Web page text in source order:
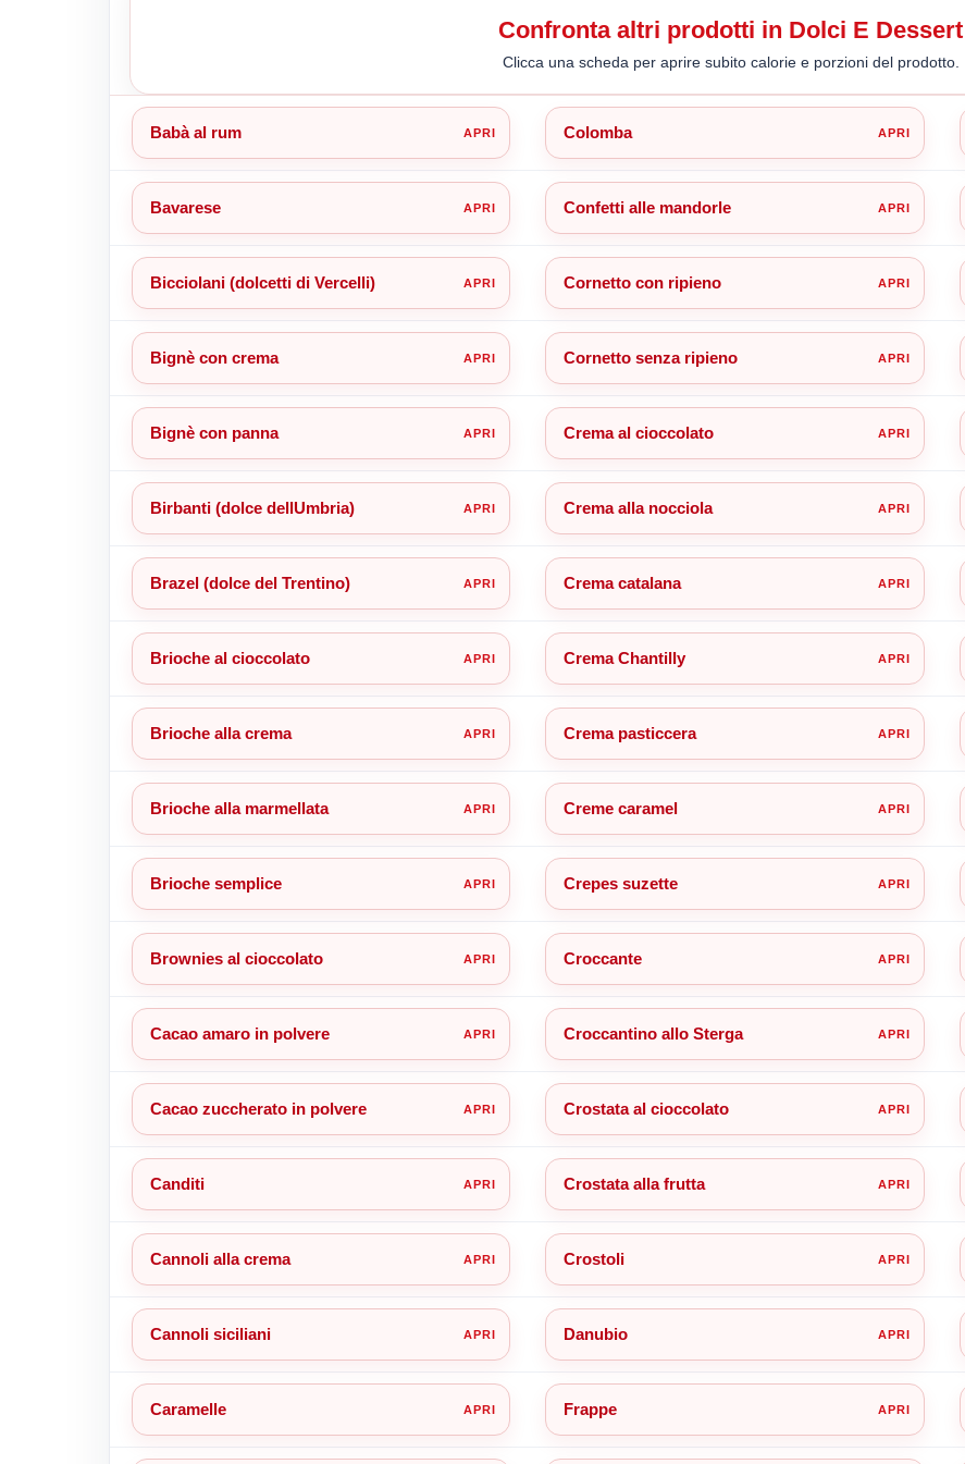
Confronta altri prodotti in Dolci E Dessert
Clicca una scheda per aprire subito calorie e porzioni del prodotto.
Babà al rum Colomba
Bavarese Confetti alle mandorle
Bicciolani (dolcetti di Vercelli) Cornetto con ripieno
Bignè con crema Cornetto senza ripieno
Bignè con panna Crema al cioccolato
Birbanti (dolce dellUmbria) Crema alla nocciola
Brazel (dolce del Trentino) Crema catalana
Brioche al cioccolato Crema Chantilly
Brioche alla crema Crema pasticcera
Brioche alla marmellata Creme caramel
Brioche semplice Crepes suzette
Brownies al cioccolato Croccante
Cacao amaro in polvere Croccantino allo Sterga
Cacao zuccherato in polvere Crostata al cioccolato
Canditi Crostata alla frutta
Cannoli alla crema Crostoli
Cannoli siciliani Danubio
Caramelle Frappe